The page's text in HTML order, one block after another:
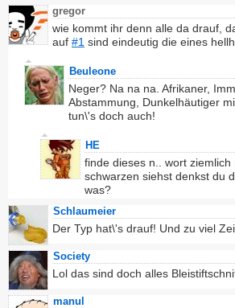
gregor
wie kommt ihr denn alle da drauf,
auf #1 sind eindeutig die eines
Beuleone
Neger? Na na na. Afrikaner,
Abstammung, Dunkelhäutiger
tun\'s doch auch!
HE
finde dieses n.. wort
schwarzen siehst denkst du
was?
Schlaumeier
Der Typ hat\'s drauf! Und zu viel
Society
Lol das sind doch alles
manul